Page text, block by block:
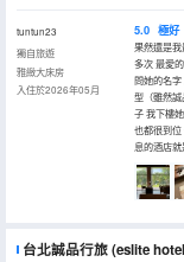
tuntun23
獨自旅遊
雅緻大床房
入住於2026年05月
5.0 極好
果然還是
多次 最愛
問她的名
型（雖然
子 我下樓
也都很到
息的酒店就
台北誠品行旅(eslite